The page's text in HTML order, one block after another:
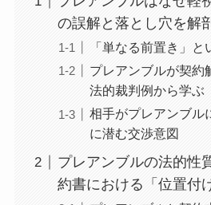
の誤解と落とし穴を解
「単なる前置き」
プレアンブルが契約
法的裁判例から学ぶ
相手がプレアンブル
に潜む交渉意図
プレアンブルの法的性
約書における「位置付